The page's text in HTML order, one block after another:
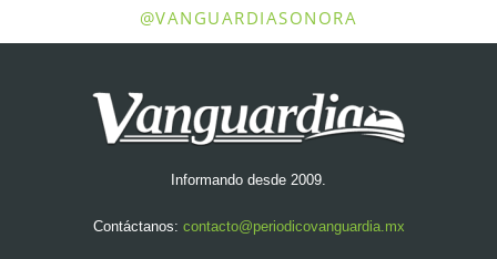
@VANGUARDIASONORA
Informando desde 2009.
Contáctanos: contacto@periodicovanguardia.mx